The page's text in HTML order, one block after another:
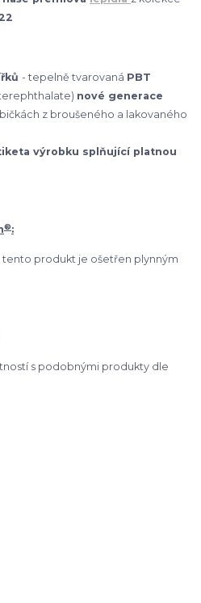
- tepelně tvarovaná PBT
nové generace
z broušeného a lakovaného
výrobku splňující platnou
®:
tento produkt je ošetřen plynným
s podobnými produkty dle